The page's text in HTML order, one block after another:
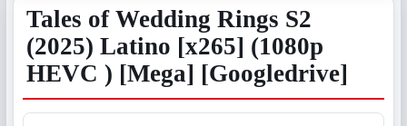
Tales of Wedding Rings S2
(2025) Latino [x265] (1080p
HEVC ) [Mega] [Googledrive]